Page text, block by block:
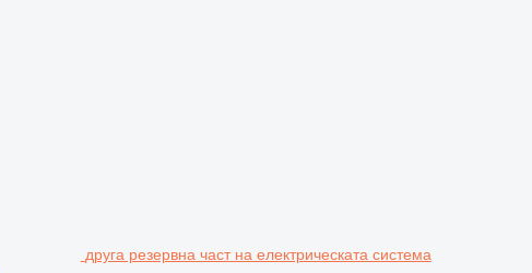
друга резервна част на електрическата система